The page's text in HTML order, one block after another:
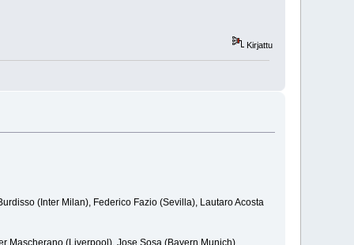
Kirjattu
(Inter Milan), Federico Fazio (Sevilla), Lautaro Acosta
Mascherano (Liverpool), Jose Sosa (Bayern Munich)